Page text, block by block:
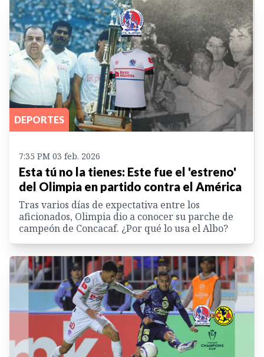
DEPORTES
7:35 PM 03 feb. 2026
Esta tú no la tienes: Este fue el 'estreno'
del Olimpia en partido contra el América
Tras varios días de expectativa entre los
aficionados, Olimpia dio a conocer su parche de
campeón de Concacaf. ¿Por qué lo usa el Albo?